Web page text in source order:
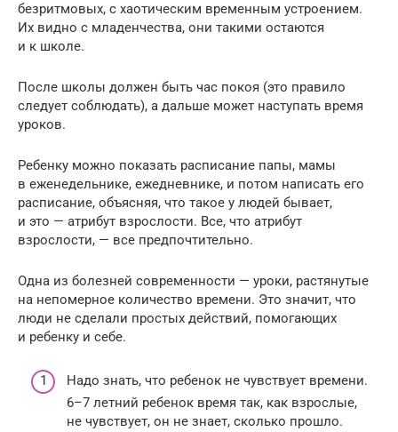
безритмовых, с хаотическим временным устроением.
Их видно с младенчества, они такими остаются
и к школе.
После школы должен быть час покоя (это правило
следует соблюдать), а дальше может наступать время
уроков.
Ребенку можно показать расписание папы, мамы
в еженедельнике, ежедневнике, и потом написать его
расписание, объясняя, что такое у людей бывает,
и это — атрибут взрослости. Все, что атрибут
взрослости, — все предпочтительно.
Одна из болезней современности — уроки, растянутые
на непомерное количество времени. Это значит, что
люди не сделали простых действий, помогающих
и ребенку и себе.
Надо знать, что ребенок не чувствует времени.
6–7 летний ребенок время так, как взрослые,
не чувствует, он не знает, сколько прошло.